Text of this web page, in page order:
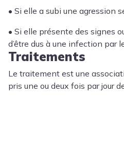
• Si elle a subi une agression
• Si elle présente des signes
d’être dus à une infection par
Traitements
Le traitement est une
pris une ou deux fois par jour